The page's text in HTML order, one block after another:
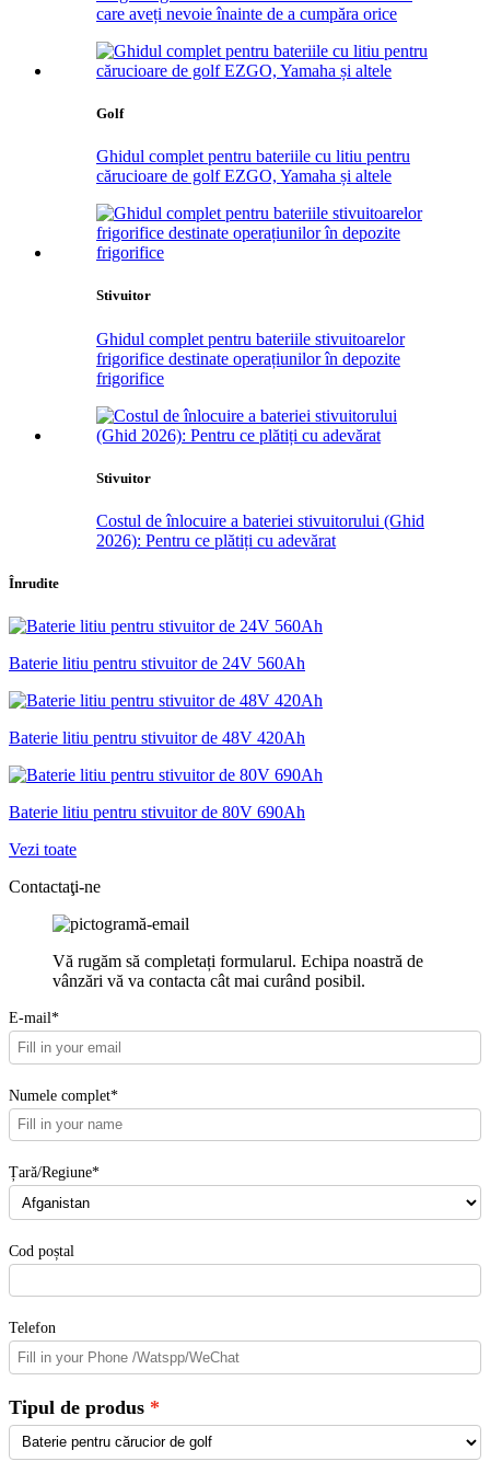
care aveți nevoie înainte de a cumpăra orice
Golf
Ghidul complet pentru bateriile cu litiu pentru
cărucioare de golf EZGO, Yamaha și altele
Stivuitor
Ghidul complet pentru bateriile stivuitoarelor
frigorifice destinate operațiunilor în depozite
frigorifice
Stivuitor
Costul de înlocuire a bateriei stivuitorului (Ghid
2026): Pentru ce plătiți cu adevărat
Înrudite
Baterie litiu pentru stivuitor de 24V 560Ah
Baterie litiu pentru stivuitor de 48V 420Ah
Baterie litiu pentru stivuitor de 80V 690Ah
Vezi toate
Contactaţi-ne
Vă rugăm să completați formularul. Echipa noastră de
vânzări vă va contacta cât mai curând posibil.
E-mail*
Numele complet*
Țară/Regiune*
Cod poștal
Telefon
Tipul de produs